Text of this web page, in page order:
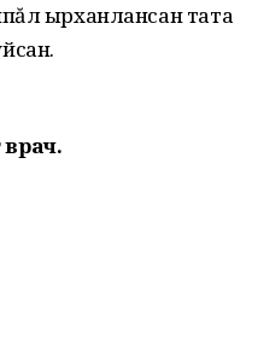
ырханлансан тата